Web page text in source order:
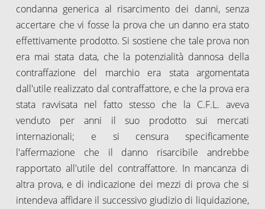
condanna generica al risarcimento dei danni, senza
accertare che vi fosse la prova che un danno era stato
effettivamente prodotto. Si sostiene che tale prova non
era mai stata data, che la potenzialità dannosa della
contraffazione del marchio era stata argomentata
dall'utile realizzato dal contraffattore, e che la prova era
stata ravvisata nel fatto stesso che la C.F.L. aveva
venduto per anni il suo prodotto sui mercati
internazionali; e si censura specificamente
l'affermazione che il danno risarcibile andrebbe
rapportato all'utile del contraffattore. In mancanza di
altra prova, e di indicazione dei mezzi di prova che si
intendeva affidare il successivo giudizio di liquidazione,